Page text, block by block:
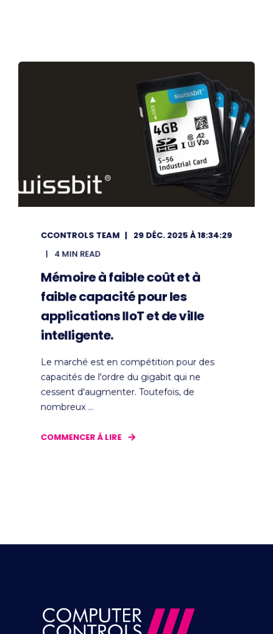
CCONTROLS TEAM
29 DÉC. 2025 À 18:34:29
4 MIN READ
Mémoire à faible coût et à
faible capacité pour les
applications IIoT et de ville
intelligente.
Le marché est en compétition pour des
capacités de l'ordre du gigabit qui ne
cessent d'augmenter. Toutefois, de
nombreux ...
COMMENCER À LIRE